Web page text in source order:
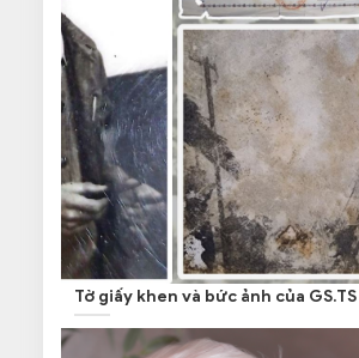
Tờ giấy khen và bức ảnh của